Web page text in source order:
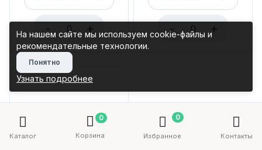
- + - +
Каталог
0
Корзина
0
Избранное Контакты
На нашем сайте мы используем cookie-файлы и
рекомендательные технологии.
Понятно
Узнать подробнее